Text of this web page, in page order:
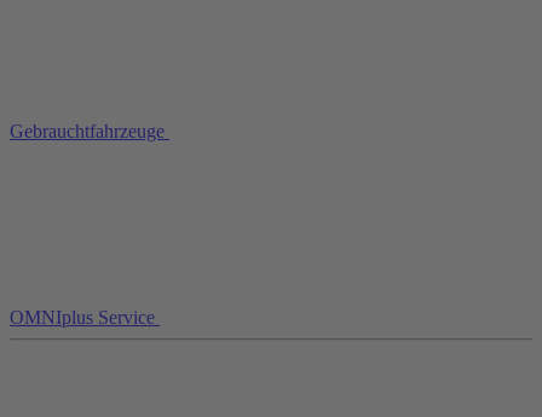
Gebrauchtfahrzeuge
OMNIplus Service